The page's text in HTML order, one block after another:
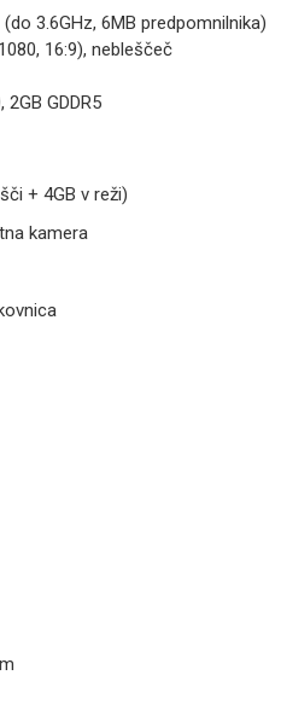
3.6GHz, 6MB predpomnilnika)
16:9), nebleščeč
GDDR5
+ 4GB v reži)
kamera